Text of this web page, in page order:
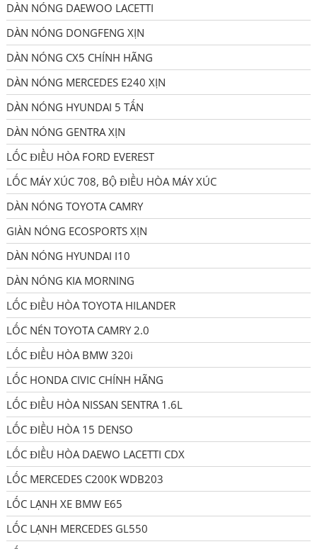
DÀN NÓNG DAEWOO LACETTI
DÀN NÓNG DONGFENG XỊN
DÀN NÓNG CX5 CHÍNH HÃNG
DÀN NÓNG MERCEDES E240 XỊN
DÀN NÓNG HYUNDAI 5 TẤN
DÀN NÓNG GENTRA XỊN
LỐC ĐIỀU HÒA FORD EVEREST
LỐC MÁY XÚC 708, BỘ ĐIỀU HÒA MÁY XÚC
DÀN NÓNG TOYOTA CAMRY
GIÀN NÓNG ECOSPORTS XỊN
DÀN NÓNG HYUNDAI I10
DÀN NÓNG KIA MORNING
LỐC ĐIỀU HÒA TOYOTA HILANDER
LỐC NÉN TOYOTA CAMRY 2.0
LỐC ĐIỀU HÒA BMW 320i
LỐC HONDA CIVIC CHÍNH HÃNG
LỐC ĐIỀU HÒA NISSAN SENTRA 1.6L
LỐC ĐIỀU HÒA 15 DENSO
LỐC ĐIỀU HÒA DAEWO LACETTI CDX
LỐC MERCEDES C200K WDB203
LỐC LẠNH XE BMW E65
LỐC LẠNH MERCEDES GL550